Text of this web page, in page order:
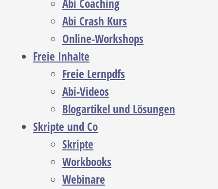
Abi Coaching
Abi Crash Kurs
Online-Workshops
Freie Inhalte
Freie Lernpdfs
Abi-Videos
Blogartikel und Lösungen
Skripte und Co
Skripte
Workbooks
Webinare